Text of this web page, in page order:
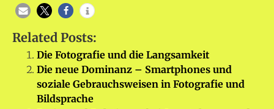
Related Posts:
Die Fotografie und die Langsamkeit
Die neue Dominanz – Smartphones und
soziale Gebrauchsweisen in Fotografie und
Bildsprache